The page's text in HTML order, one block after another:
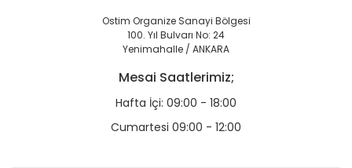
Ostim Organize Sanayi Bölgesi
100. Yıl Bulvarı No: 24
Yenimahalle / ANKARA
Mesai Saatlerimiz;
Hafta İçi: 09:00 - 18:00
Cumartesi 09:00 - 12:00